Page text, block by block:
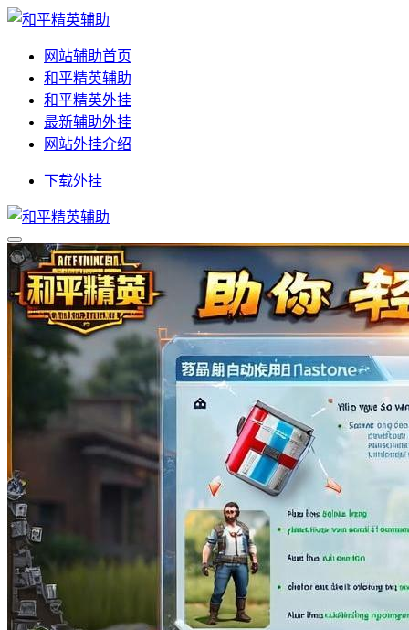
网站辅助首页
和平精英辅助
和平精英外挂
最新辅助外挂
网站外挂介绍
下载外挂